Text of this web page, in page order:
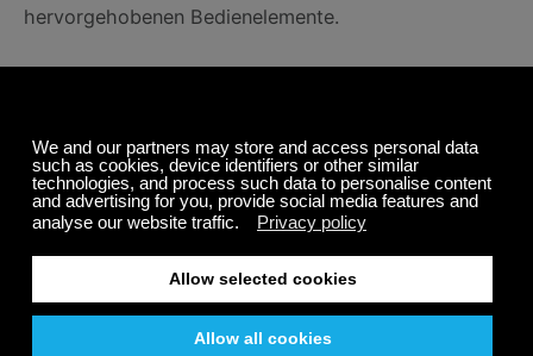
hervorgehobenen Bedienelemente.